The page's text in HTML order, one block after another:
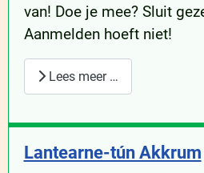
van! Doe je mee? Sluit
Aanmelden hoeft niet!
Lees meer …
Lantearne-tún Akkrum